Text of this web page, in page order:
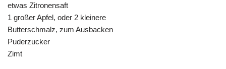
etwas Zitronensaft
1 großer Apfel, oder 2 kleinere
Butterschmalz, zum Ausbacken
Puderzucker
Zimt